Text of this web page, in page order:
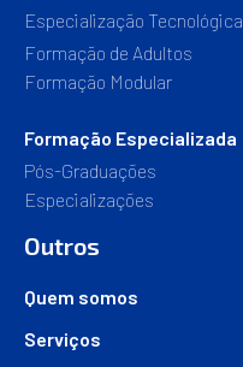
Especialização Tecnológica
Formação de Adultos
Formação Modular
Formação Especializada
Pós-Graduações
Especializações
Outros
Quem somos
Serviços